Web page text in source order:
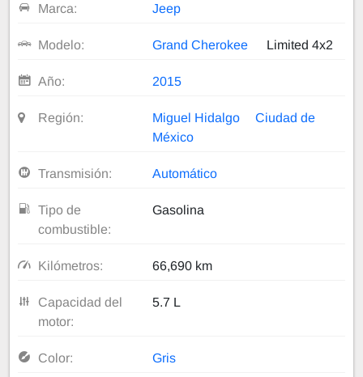
Marca: Jeep
Modelo: Grand Cherokee Limited 4x2
Año: 2015
Región: Miguel Hidalgo
Ciudad de
México
Transmisión: Automático
Tipo de
combustible:
Gasolina
Kilómetros: 66,690 km
Capacidad del
motor:
5.7 L
Color: Gris